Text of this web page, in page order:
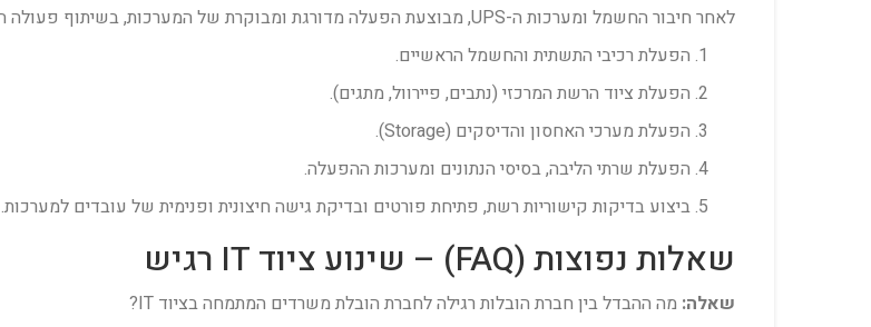
לאחר חיבור החשמל ומערכות ה-UPS, מבוצעת הפעלה מדורגת ומבוקרת של המערכות, בשיתוף פעולה הדוק עם מנהל ה-IT של הארגון:
הפעלת רכיבי התשתית והחשמל הראשיים.
הפעלת ציוד הרשת המרכזי (נתבים, פיירוול, מתגים).
הפעלת מערכי האחסון והדיסקים (Storage).
הפעלת שרתי הליבה, בסיסי הנתונים ומערכות ההפעלה.
ביצוע בדיקות קישוריות רשת, פתיחת פורטים ובדיקת גישה חיצונית ופנימית של עובדים למערכות.
שאלות נפוצות (FAQ) – שינוע ציוד IT רגיש
שאלה: מה ההבדל בין חברת הובלות רגילה לחברת הובלת משרדים המתמחה בציוד IT?